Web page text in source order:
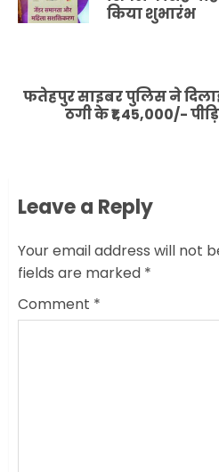
किया शुभारंभ
Next
फतेहपुर साइबर पुलिस ने
ठगी के ₹1,45,000/-
Leave a Reply
Your email address will not
fields are marked *
Comment *